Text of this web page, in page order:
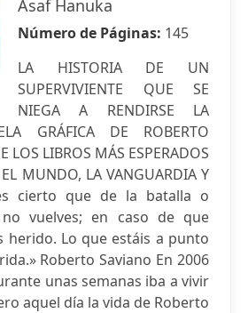
Asaf Hanuka
Número de Páginas: 145
LA HISTORIA DE UN
SUPERVIVIENTE QUE SE
NIEGA A RENDIRSE LA
GRÁFICA DE ROBERTO
LOS LIBROS MÁS ESPERADOS
MUNDO, LA VANGUARDIA Y
cierto que de la batalla o
vuelves; en caso de que
herido. Lo que estáis a punto
Roberto Saviano En 2006
unas semanas iba a vivir
aquel día la vida de Roberto